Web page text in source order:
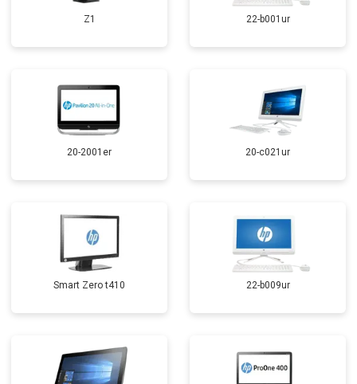
Z1 22-b001ur
20-2001er 20-c021ur
Smart Zero t410 22-b009ur